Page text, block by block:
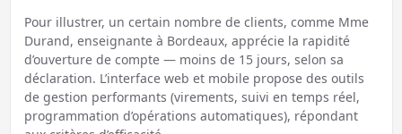
Pour illustrer, un certain nombre de clients, comme Mme
Durand, enseignante à Bordeaux, apprécie la rapidité
d’ouverture de compte — moins de 15 jours, selon sa
déclaration. L’interface web et mobile propose des outils
de gestion performants (virements, suivi en temps réel,
programmation d’opérations automatiques), répondant